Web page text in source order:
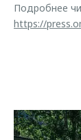
Подробнее
https://